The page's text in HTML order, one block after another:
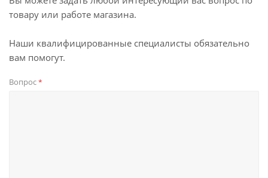
товару или работе магазина.
Наши квалифицированные специалисты обязательно
вам помогут.
Вопрос*